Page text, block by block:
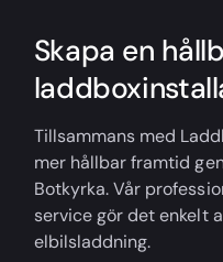
Skapa en
Tillsammans med
mer hållbar framtid
Botkyrka. Vår
service gör det enkelt
elbilsladdning.